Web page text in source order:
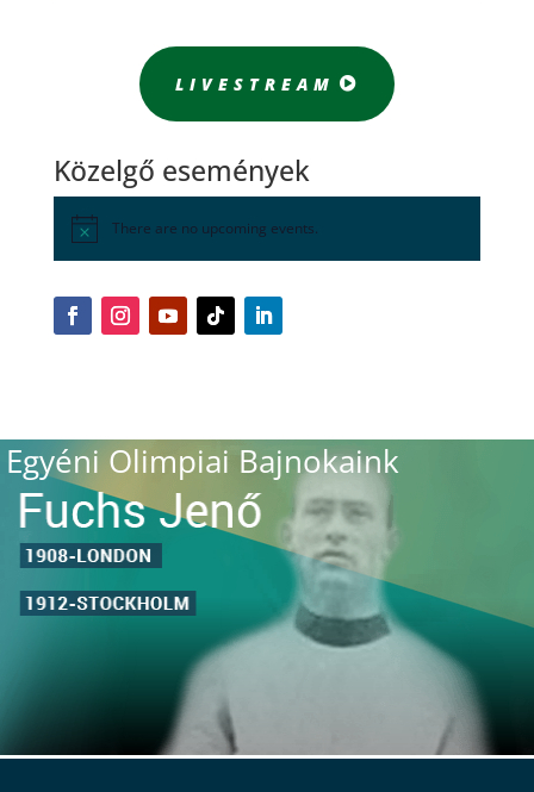
LIVESTREAM
Közelgő események
There are no upcoming events.
Egyéni Olimpiai Bajnokaink